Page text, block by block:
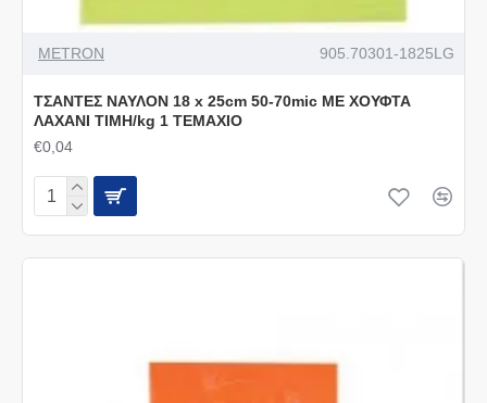
METRON 905.70301-1825LG
ΤΣΑΝΤΕΣ ΝΑΥΛΟΝ 18 x 25cm 50-70mic ΜΕ ΧΟΥΦΤΑ
ΛΑΧΑΝΙ ΤΙΜΗ/kg 1 ΤΕΜΑΧΙΟ
€0,04